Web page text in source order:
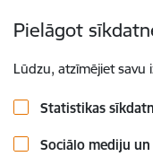
Pielāgot
Lūdzu, atzīmējiet savu
Statistikas
Sociālo mediju